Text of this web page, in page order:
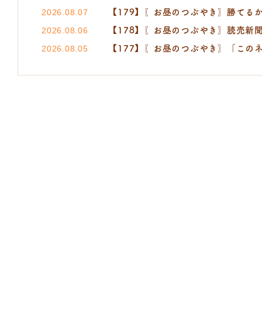
2026.08.07 【179】〖お昼のつぶやき〗勝て
2026.08.06 【178】〖お昼のつぶやき〗読売新聞 小
2026.08.05 【177】〖お昼のつぶやき〗「この